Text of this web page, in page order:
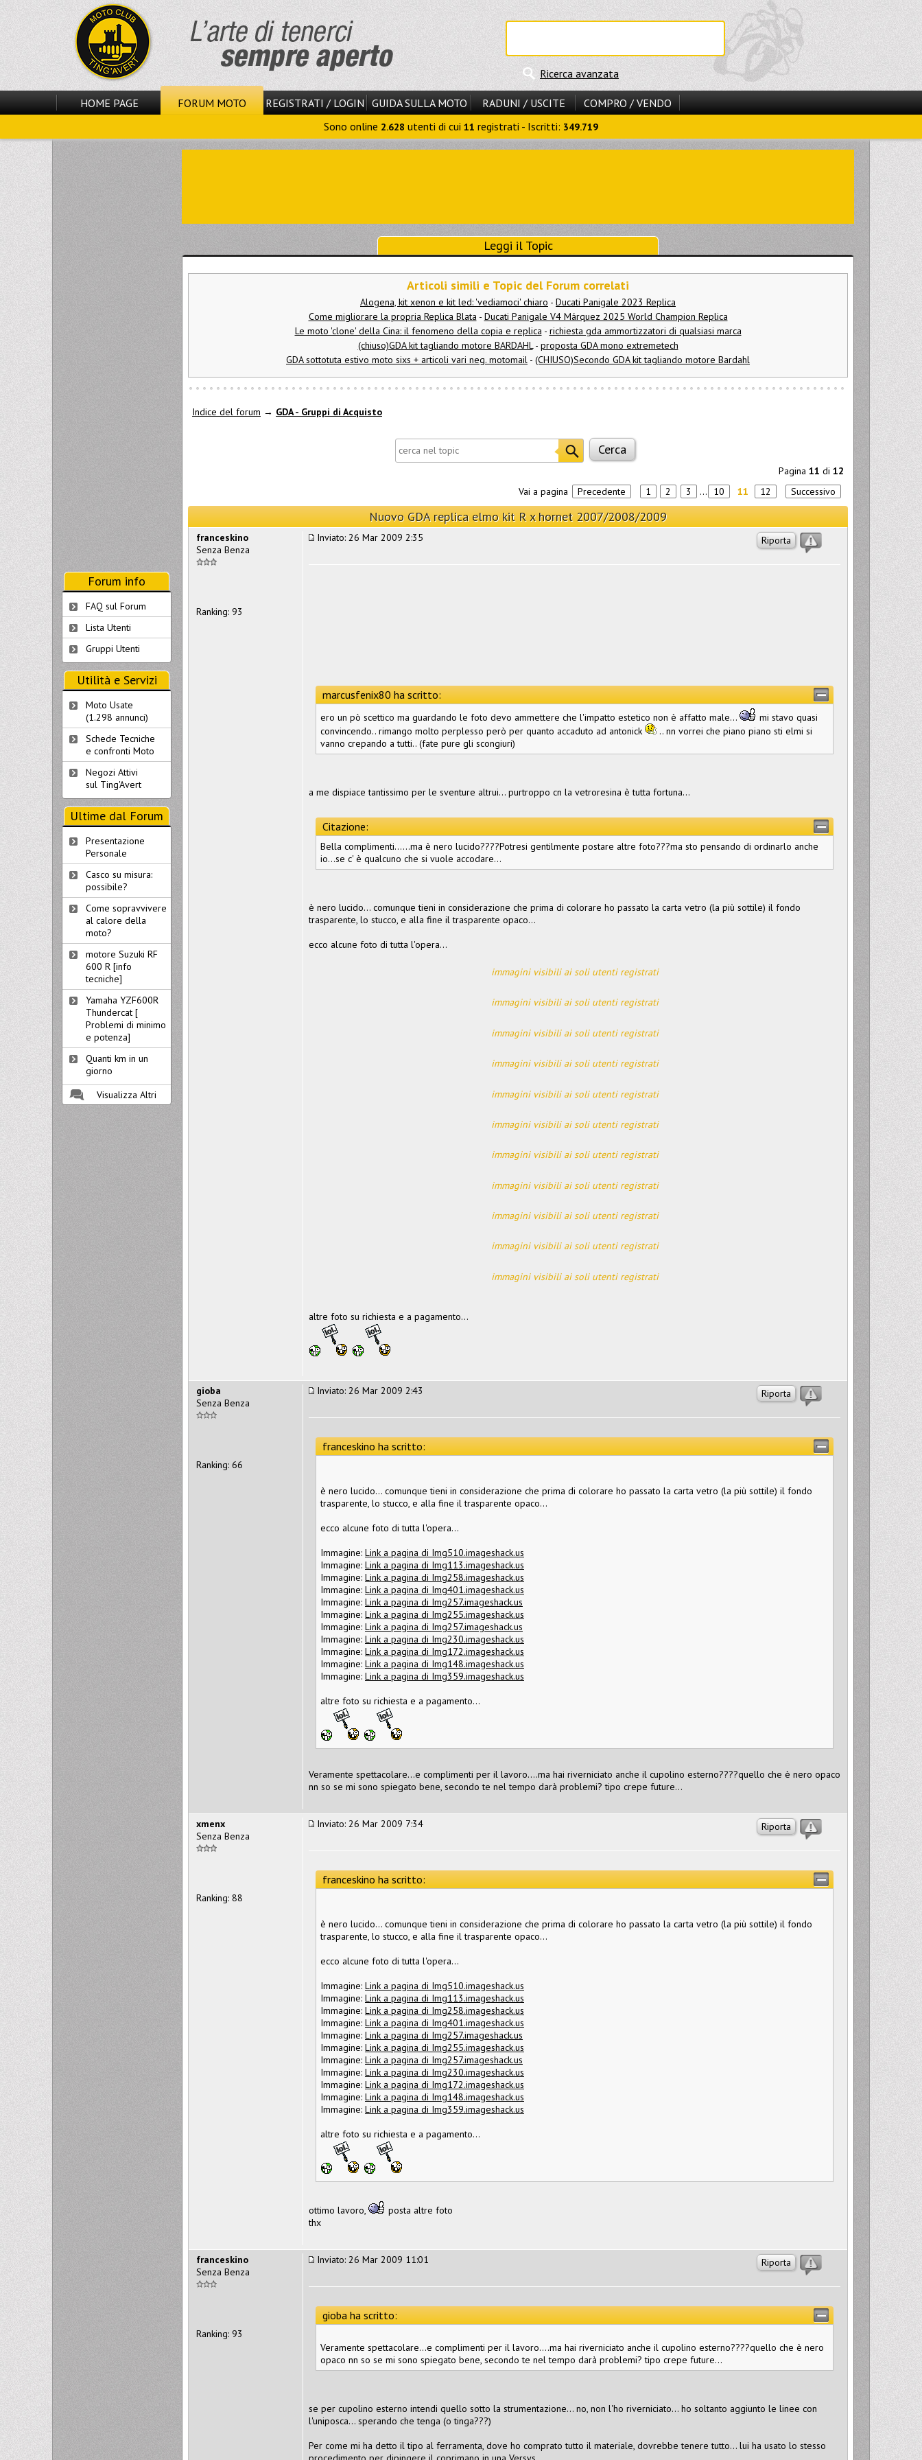
Ricerca avanzata
HOME PAGE FORUM MOTO REGISTRATI / LOGIN GUIDA SULLA MOTO RADUNI / USCITE
COMPRO / VENDO
Sono online 2.628 utenti di cui 11 registrati - Iscritti: 349.719
Leggi il Topic
Articoli simili e Topic del Forum correlati
Alogena, kit xenon e kit led: 'vediamoci' chiaro - Ducati Panigale 2023 Replica
Come migliorare la propria Replica Blata - Ducati Panigale V4 Márquez 2025 World Champion Replica
Le moto 'clone' della Cina: il fenomeno della copia e replica - richiesta gda ammortizzatori di qualsiasi marca
(chiuso)GDA kit tagliando motore BARDAHL- proposta GDA mono extremetech
GDA sottotuta estivo moto sixs + articoli vari neg. motomail - (CHIUSO)Secondo GDA kit tagliando motore Bardahl
Indice del forum → GDA - Gruppi di Acquisto
Pagina 11 di 12
Vai a pagina
Precedente 1 2 3 ... 10 11 12 Successivo
Nuovo GDA replica elmo kit R x hornet 2007/2008/2009
Riporta
Inviato: 26 Mar 2009 2:35
marcusfenix80 ha scritto:
ero un pò scettico ma guardando le foto devo ammettere che l'impatto estetico non è affatto male...
mi stavo quasi
convincendo.. rimango molto perplesso però per quanto accaduto ad antonick
.. nn vorrei che piano piano sti elmi si
vanno crepando a tutti.. (fate pure gli scongiuri)
a me dispiace tantissimo per le sventure altrui... purtroppo cn la vetroresina è tutta fortuna...
Citazione:
Bella complimenti......ma è nero lucido????Potresi gentilmente postare altre foto???ma sto pensando di ordinarlo anche
io...se c' è qualcuno che si vuole accodare...
è nero lucido... comunque tieni in considerazione che prima di colorare ho passato la carta vetro (la più sottile) il fondo
trasparente, lo stucco, e alla fine il trasparente opaco...
ecco alcune foto di tutta l'opera...
immagini visibili ai soli utenti registrati
immagini visibili ai soli utenti registrati
immagini visibili ai soli utenti registrati
immagini visibili ai soli utenti registrati
immagini visibili ai soli utenti registrati
immagini visibili ai soli utenti registrati
immagini visibili ai soli utenti registrati
immagini visibili ai soli utenti registrati
immagini visibili ai soli utenti registrati
immagini visibili ai soli utenti registrati
immagini visibili ai soli utenti registrati
altre foto su richiesta e a pagamento...
franceskino
Senza Benza
Ranking: 93
Riporta
Inviato: 26 Mar 2009 2:43
franceskino ha scritto:
è nero lucido... comunque tieni in considerazione che prima di colorare ho passato la carta vetro (la più sottile) il fondo
trasparente, lo stucco, e alla fine il trasparente opaco...
ecco alcune foto di tutta l'opera...
Immagine: Link a pagina di Img510.imageshack.us
Immagine: Link a pagina di Img113.imageshack.us
Immagine: Link a pagina di Img258.imageshack.us
Immagine: Link a pagina di Img401.imageshack.us
Immagine: Link a pagina di Img257.imageshack.us
Immagine: Link a pagina di Img255.imageshack.us
Immagine: Link a pagina di Img257.imageshack.us
Immagine: Link a pagina di Img230.imageshack.us
Immagine: Link a pagina di Img172.imageshack.us
Immagine: Link a pagina di Img148.imageshack.us
Immagine: Link a pagina di Img359.imageshack.us
altre foto su richiesta e a pagamento...
Veramente spettacolare...e complimenti per il lavoro....ma hai riverniciato anche il cupolino esterno????quello che è nero opaco
nn so se mi sono spiegato bene, secondo te nel tempo darà problemi? tipo crepe future...
gioba
Senza Benza
Ranking: 66
Riporta
Inviato: 26 Mar 2009 7:34
franceskino ha scritto:
è nero lucido... comunque tieni in considerazione che prima di colorare ho passato la carta vetro (la più sottile) il fondo
trasparente, lo stucco, e alla fine il trasparente opaco...
ecco alcune foto di tutta l'opera...
Immagine: Link a pagina di Img510.imageshack.us
Immagine: Link a pagina di Img113.imageshack.us
Immagine: Link a pagina di Img258.imageshack.us
Immagine: Link a pagina di Img401.imageshack.us
Immagine: Link a pagina di Img257.imageshack.us
Immagine: Link a pagina di Img255.imageshack.us
Immagine: Link a pagina di Img257.imageshack.us
Immagine: Link a pagina di Img230.imageshack.us
Immagine: Link a pagina di Img172.imageshack.us
Immagine: Link a pagina di Img148.imageshack.us
Immagine: Link a pagina di Img359.imageshack.us
altre foto su richiesta e a pagamento...
ottimo lavoro,
posta altre foto
thx
xmenx
Senza Benza
Ranking: 88
Riporta
Inviato: 26 Mar 2009 11:01
gioba ha scritto:
Veramente spettacolare...e complimenti per il lavoro....ma hai riverniciato anche il cupolino esterno????quello che è nero
opaco nn so se mi sono spiegato bene, secondo te nel tempo darà problemi? tipo crepe future...
se per cupolino esterno intendi quello sotto la strumentazione... no, non l'ho riverniciato... ho soltanto aggiunto le linee con
l'uniposca... sperando che tenga (o tinga???)
Per come mi ha detto il tipo al ferramenta, dove ho comprato tutto il materiale, dovrebbe tenere tutto... lui ha usato lo stesso
franceskino
Senza Benza
Ranking: 93
Forum info
FAQ sul Forum
Lista Utenti
Gruppi Utenti
Utilità e Servizi
Moto Usate
(1.298 annunci)
Schede Tecniche
e confronti Moto
Negozi Attivi
sul Ting'Avert
Ultime dal Forum
Presentazione
Personale
Casco su misura:
possibile?
Come sopravvivere
al calore della
moto?
motore Suzuki RF
600 R [info
tecniche]
Yamaha YZF600R
Thundercat [
Problemi di minimo
e potenza]
Quanti km in un
giorno
Visualizza Altri